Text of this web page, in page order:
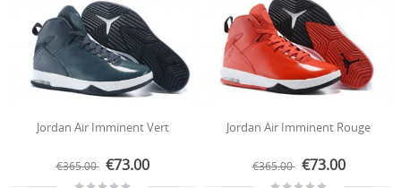
Jordan Air Imminent Vert
€365.00 €73.00
Jordan Air Imminent Rouge
€365.00 €73.00